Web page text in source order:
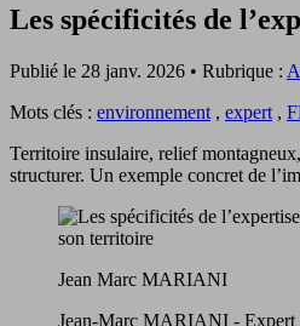
Les spécificités de
Publié le 28 janv. 2026 • Rubrique :
Mots clés : environnement , expert ,
Territoire insulaire, relief
structurer. Un exemple concret de
Jean Marc MARIANI
Jean-Marc MARIANI -